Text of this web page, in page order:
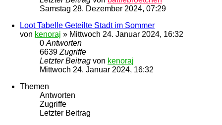
Samstag 28. Dezember 2024, 07:29
Loot Tabelle Geteilte Stadt im Sommer
von kenoraj » Mittwoch 24. Januar 2024, 16:32
0Antworten
6639Zugriffe
Letzter Beitrag von kenoraj
Mittwoch 24. Januar 2024, 16:32
Themen
Antworten
Zugriffe
Letzter Beitrag